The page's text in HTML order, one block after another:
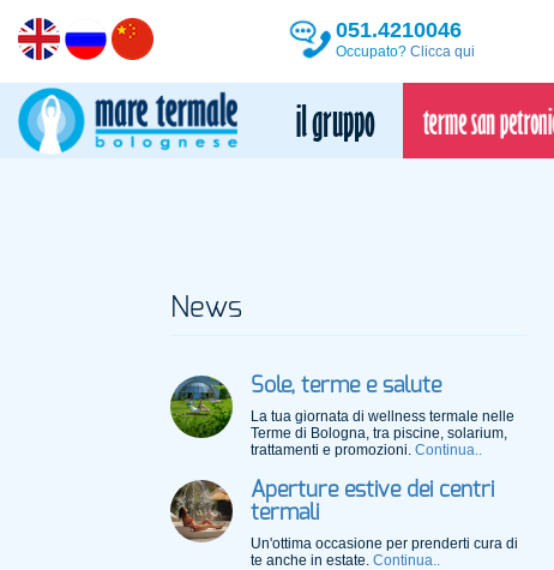
051.4210046
Occupato? Clicca qui
News
Sole, terme e salute
La tua giornata di wellness termale nelle
Terme di Bologna, tra piscine, solarium,
trattamenti e promozioni. Continua..
Aperture estive dei centri
termali
Un'ottima occasione per prenderti cura di
te anche in estate. Continua..